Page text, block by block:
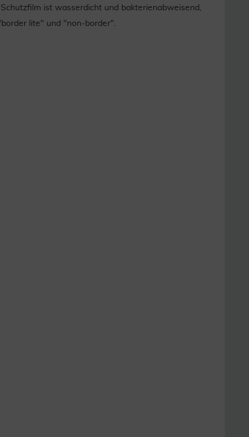
ist wasserdicht und bakterienabweisend,
lite" und "non-border".